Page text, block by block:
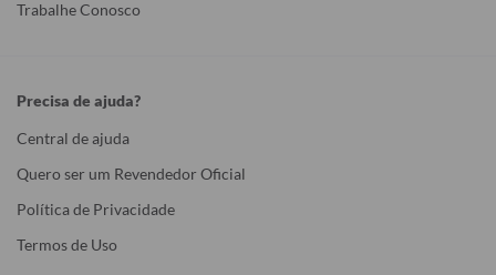
Trabalhe Conosco
Precisa de ajuda?
Central de ajuda
Quero ser um Revendedor Oficial
Política de Privacidade
Termos de Uso